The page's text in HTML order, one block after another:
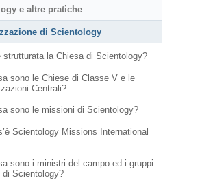
e altre pratiche
di Scientology
strutturata la Chiesa di Scientology?
sono le Chiese di Classe V e le
Centrali?
sono le missioni di Scientology?
Scientology Missions International
sono i ministri del campo ed i gruppi
di Scientology?